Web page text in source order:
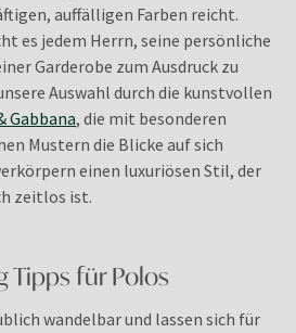
auffälligen Farben reicht.
es jedem Herrn, seine persönliche
Garderobe zum Ausdruck zu
Auswahl durch die kunstvollen
Gabbana, die mit besonderen
Mustern die Blicke auf sich
einen luxuriösen Stil, der
zeitlos ist.
Tipps für Polos
wandelbar und lassen sich für